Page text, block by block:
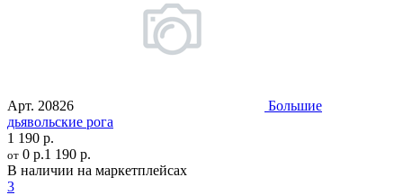
Арт. 20826
Большие
дьявольские рога
1 190 р.
от 0 р.1 190 р.
В наличии на маркетплейсах
3